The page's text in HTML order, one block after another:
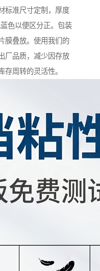
标准尺寸定制，厚度
色以便区分正。包装
膜叠放。使用我们的
厂品质，减少因存放
存周转的灵活性。